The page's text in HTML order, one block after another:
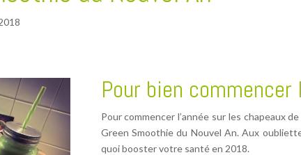
Pour bien commencer
Pour commencer l’année sur les chapeaux
Green Smoothie du Nouvel An. Aux
quoi booster votre santé en 2018.